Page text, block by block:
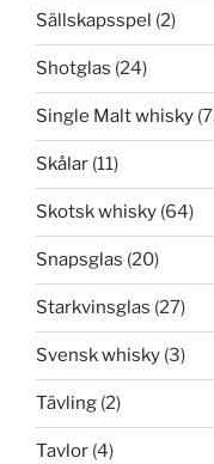
Sällskapsspel (2)
Shotglas (24)
Single Malt whisky
Skålar (11)
Skotsk whisky (64)
Snapsglas (20)
Starkvinsglas (27)
Svensk whisky (3)
Tävling (2)
Tavlor (4)